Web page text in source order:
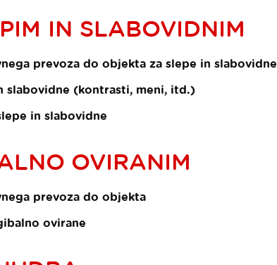
IN SLABOVIDNIM
prevoza do objekta za slepe in slabovidne
slabovidne (kontrasti, meni, itd.)
in slabovidne
OVIRANIM
prevoza do objekta
ovirane